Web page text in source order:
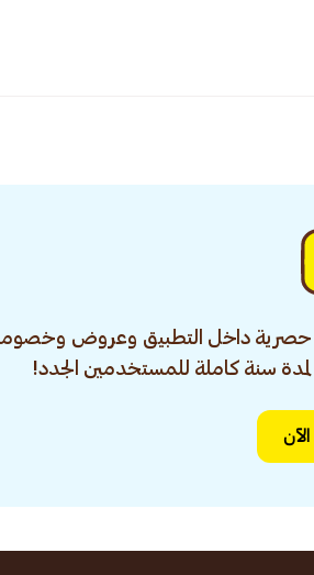
حصرية داخل التطبيق وعروض
سنة كاملة للمستخدمين الجدد!